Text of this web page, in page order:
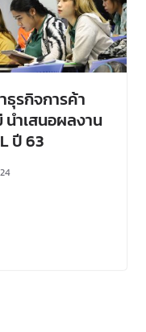
รกิจการค้า
นำเสนอผลงาน
ปี 63